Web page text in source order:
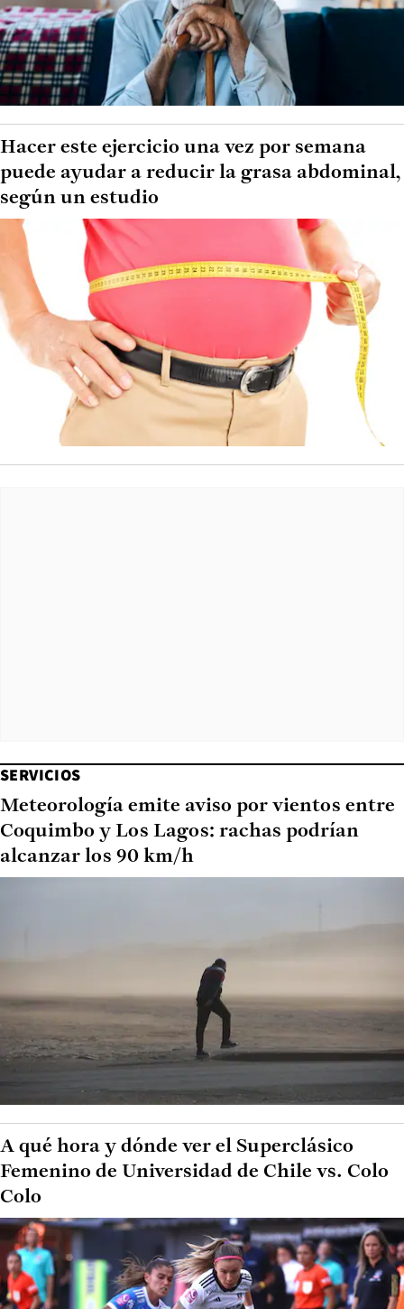
Hacer este ejercicio una vez por semana
puede ayudar a reducir la grasa abdominal,
según un estudio
SERVICIOS
Meteorología emite aviso por vientos entre
Coquimbo y Los Lagos: rachas podrían
alcanzar los 90 km/h
A qué hora y dónde ver el Superclásico
Femenino de Universidad de Chile vs. Colo
Colo